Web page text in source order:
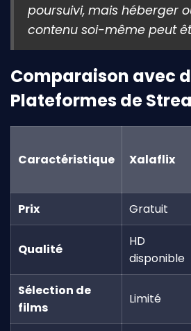
poursuivi, mais héberger
contenu soi-même peut
Comparaison avec
Plateformes de
Caractéristique Xalaflix
Prix
Gratuit
Qualité
HD
disponible
Sélection de
films
Limité